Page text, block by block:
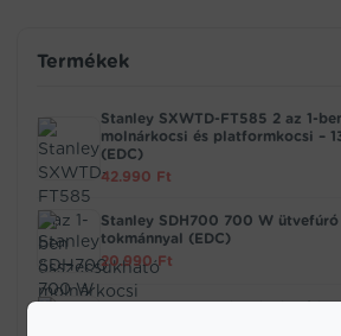
Termékek
Stanley SXWTD-FT585 2 az 1-
molnárkocsi és platformkocsi –
(EDC)
42.990 Ft
Stanley SDH700 700 W ütvefúró
tokmánnyal (EDC)
20.990Ft
PowerStart Q15 – hordozható
légkompresszor 1000A/2000A/